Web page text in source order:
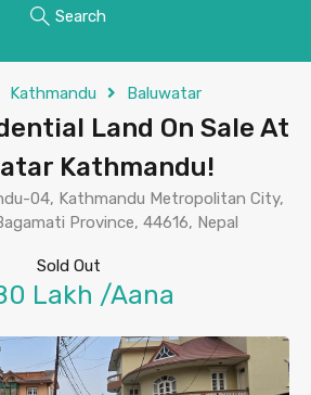
Search
Kathmandu Baluwatar
Land On Sale At
Kathmandu!
04, Kathmandu Metropolitan City,
Province, 44616, Nepal
Sold Out
Lakh /Aana